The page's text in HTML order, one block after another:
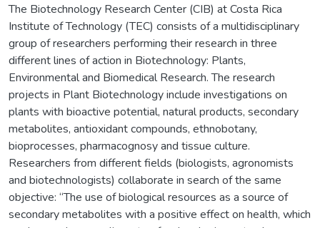
The Biotechnology Research Center (CIB) at Costa Rica
Institute of Technology (TEC) consists of a multidisciplinary
group of researchers performing their research in three
different lines of action in Biotechnology: Plants,
Environmental and Biomedical Research. The research
projects in Plant Biotechnology include investigations on
plants with bioactive potential, natural products, secondary
metabolites, antioxidant compounds, ethnobotany,
bioprocesses, pharmacognosy and tissue culture.
Researchers from different fields (biologists, agronomists
and biotechnologists) collaborate in search of the same
objective: “The use of biological resources as a source of
secondary metabolites with a positive effect on health, which